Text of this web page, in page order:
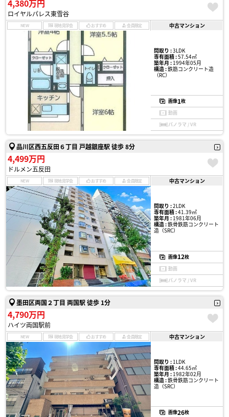
4,380万円
ロイヤルパレス東雪谷
NEW 現地見学会 おすすめ 会員限定 中古マンション
間取り :3LDK
専有面積 :57.54㎡
築年月 :1994年05月
構造 :鉄筋コンクリート造
（RC）
画像1枚
動画
パノラマ / VR
品川区西五反田６丁目 戸越銀座駅 徒歩 8分
4,499万円
ドルメン五反田
NEW 現地見学会 おすすめ 会員限定 中古マンション
間取り :2LDK
専有面積 :41.39㎡
築年月 :1981年06月
構造 :鉄骨鉄筋コンクリート
造（SRC）
画像12枚
動画
パノラマ / VR
墨田区両国２丁目 両国駅 徒歩 1分
4,790万円
ハイツ両国駅前
NEW 現地見学会 おすすめ 会員限定 中古マンション
間取り :1LDK
専有面積 :44.65㎡
築年月 :1982年02月
構造 :鉄骨鉄筋コンクリート
造（SRC）
画像26枚